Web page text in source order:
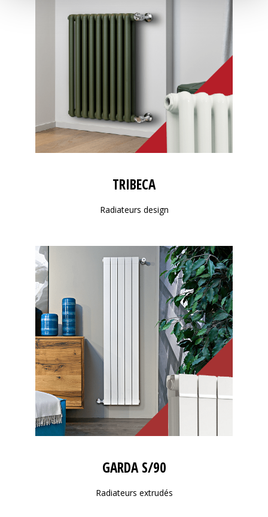
TRIBECA
Radiateurs design
GARDA S/90
Radiateurs extrudés